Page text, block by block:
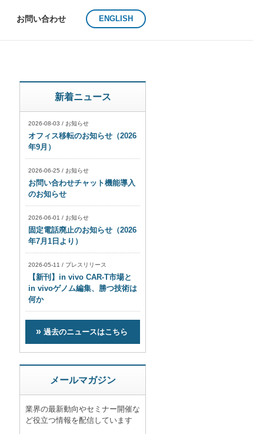
お問い合わせ ENGLISH
新着ニュース
2026-08-03 / お知らせ
オフィス移転のお知らせ（2026
年9月）
2026-06-25 / お知らせ
お問い合わせチャット機能導入
のお知らせ
2026-06-01 / お知らせ
固定電話廃止のお知らせ（2026
年7月1日より）
2026-05-11 / プレスリリース
【新刊】in vivo CAR-T市場と
in vivoゲノム編集、勝つ技術は
何か
過去のニュースはこちら
メールマガジン
業界の最新動向やセミナー開催な
ど役立つ情報を配信しています